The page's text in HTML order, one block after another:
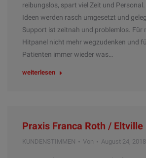
reibungslos, spart viel Zeit und Personal.
Ideen werden rasch umgesetzt und
Support ist zeitnah und problemlos. Für
Hitpanel nicht mehr wegzudenken und
Patienten immer wieder was…
weiterlesen
Praxis Franca Roth / Eltville
KUNDENSTIMMEN Von August 24, 2018